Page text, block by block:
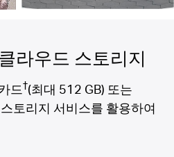
라우드 스토리지
드†(최대 512 GB) 또는
토리지 서비스를 활용하여